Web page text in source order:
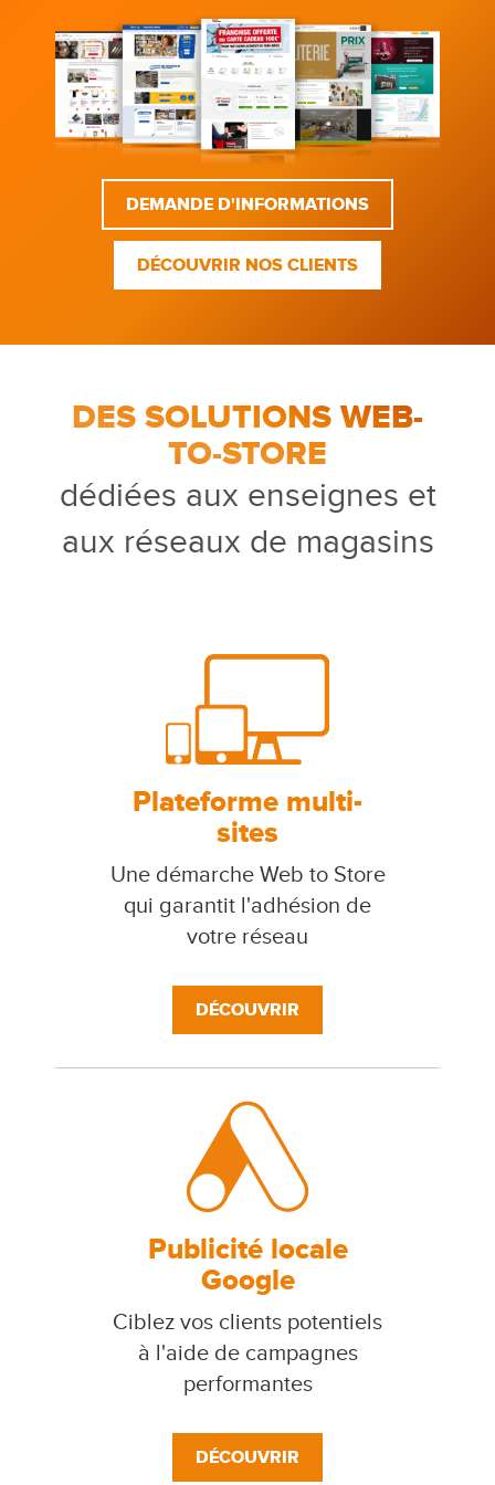
DEMANDE D'INFORMATIONS
DÉCOUVRIR NOS CLIENTS
DES SOLUTIONS WEB-
TO-STORE
dédiées aux enseignes et
aux réseaux de magasins
Plateforme multi-
sites
Une démarche Web to Store
qui garantit l'adhésion de
votre réseau
DÉCOUVRIR
Publicité locale
Google
Ciblez vos clients potentiels
à l'aide de campagnes
performantes
DÉCOUVRIR